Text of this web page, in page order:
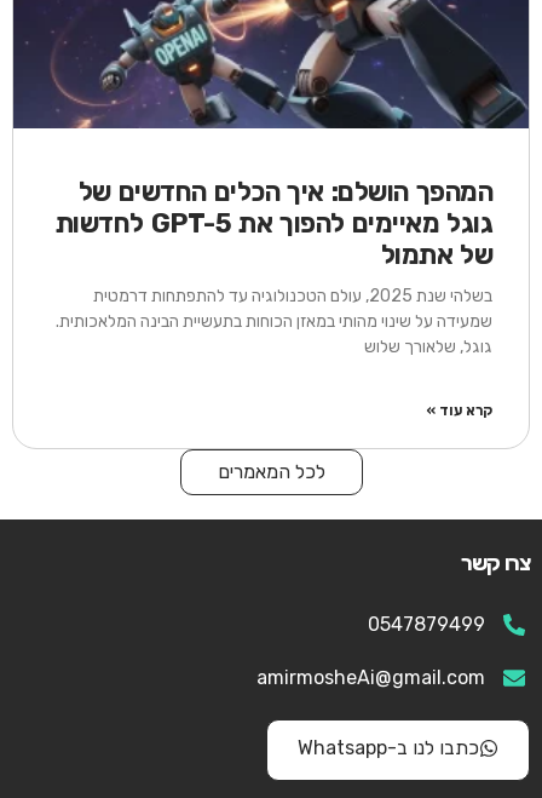
המהפך הושלם: איך הכלים החדשים של
גוגל מאיימים להפוך את GPT-5 לחדשות
של אתמול
בשלהי שנת 2025, עולם הטכנולוגיה עד להתפתחות דרמטית
שמעידה על שינוי מהותי במאזן הכוחות בתעשיית הבינה המלאכותית.
גוגל, שלאורך שלוש
קרא עוד »
לכל המאמרים
צרו קשר
0547879499
amirmosheAi@gmail.com
כתבו לנו ב-Whatsapp